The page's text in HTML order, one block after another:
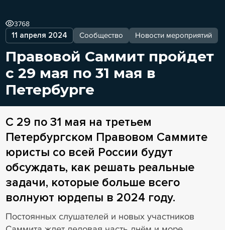
11 апреля 2024 Сообщество Новости мероприятий
3768
Правовой Саммит пройдет
с 29 мая по 31 мая в
Петербурге
С 29 по 31 мая на третьем
Петербургском Правовом Саммите
юристы со всей России будут
обсуждать, как решать реальные
задачи, которые больше всего
волнуют юрдепы в 2024 году.
Постоянных слушателей и новых участников